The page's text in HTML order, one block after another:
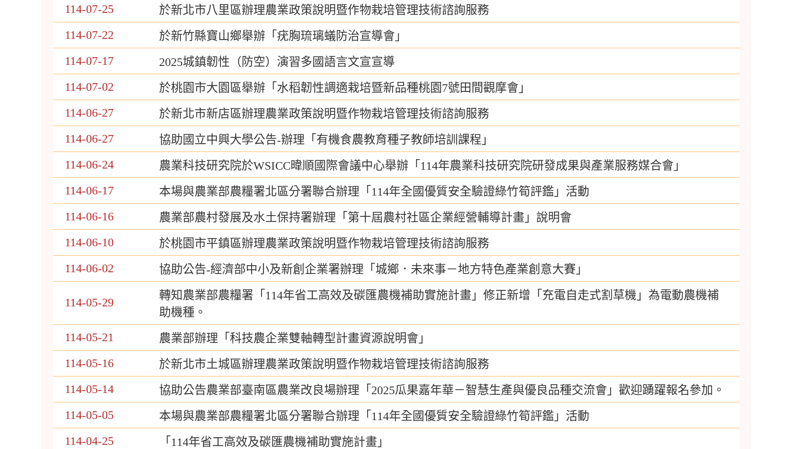
114-07-25
於新北市八里區辦理農業政策說明暨作物栽培管理技術諮詢服務
114-07-22
於新竹縣寶山鄉舉辦「疣胸琉璃蟻防治宣導會」
114-07-17
2025城鎮韌性（防空）演習多國語言文宣宣導
114-07-02
於桃園市大園區舉辦「水稻韌性調適栽培暨新品種桃園7號田間觀摩會」
114-06-27
於新北市新店區辦理農業政策說明暨作物栽培管理技術諮詢服務
114-06-27
協助國立中興大學公告-辦理「有機食農教育種子教師培訓課程」
114-06-24
農業科技研究院於WSICC暐順國際會議中心舉辦「114年農業科技研究院研發成果與產業服務媒合會」
114-06-17
本場與農業部農糧署北區分署聯合辦理「114年全國優質安全驗證綠竹筍評鑑」活動
114-06-16
農業部農村發展及水土保持署辦理「第十屆農村社區企業經營輔導計畫」說明會
114-06-10
於桃園市平鎮區辦理農業政策說明暨作物栽培管理技術諮詢服務
114-06-02
協助公告-經濟部中小及新創企業署辦理「城鄉．未來事－地方特色產業創意大賽」
114-05-29
轉知農業部農糧署「114年省工高效及碳匯農機補助實施計畫」修正新增「充電自走式割草機」為電動農機補
助機種。
114-05-21
農業部辦理「科技農企業雙軸轉型計畫資源說明會」
114-05-16
於新北市土城區辦理農業政策說明暨作物栽培管理技術諮詢服務
114-05-14
協助公告農業部臺南區農業改良場辦理「2025瓜果嘉年華－智慧生產與優良品種交流會」歡迎踴躍報名參加。
114-05-05
本場與農業部農糧署北區分署聯合辦理「114年全國優質安全驗證綠竹筍評鑑」活動
114-04-25
「114年省工高效及碳匯農機補助實施計畫」